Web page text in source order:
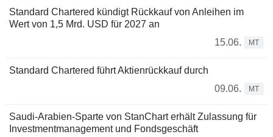
Standard Chartered kündigt Rückkauf von Anleihen im
Wert von 1,5 Mrd. USD für 2027 an
15.06.
MT
Standard Chartered führt Aktienrückkauf durch
09.06.
MT
Saudi-Arabien-Sparte von StanChart erhält Zulassung für
Investmentmanagement und Fondsgeschäft